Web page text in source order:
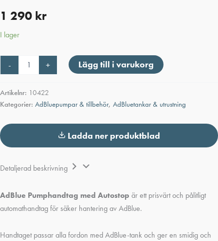
1 290 kr
I lager
-
Pumphandtag
Autostop
+ Lägg till i varukorg
Artikelnr: 10422
Kategorier: AdBluepumpar & tillbehör, AdBluetankar & utrustning
Ladda ner produktblad
Detaljerad beskrivning
AdBlue Pumphandtag med Autostop är ett prisvärt och pålitligt
automathandtag för säker hantering av AdBlue.
Handtaget passar alla fordon med AdBlue-tank och ger en smidig och